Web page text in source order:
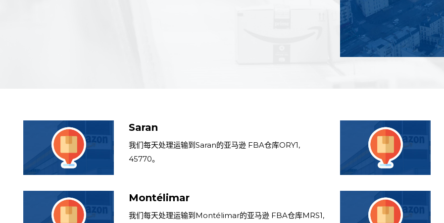
Saran
我们每天处理运输到Saran的亚马逊 FBA仓库ORY1,
45770。
Montélimar
我们每天处理运输到Montélimar的亚马逊 FBA仓库MRS1,